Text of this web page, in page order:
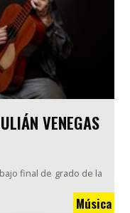
VENEGAS
final de grado de la
Música